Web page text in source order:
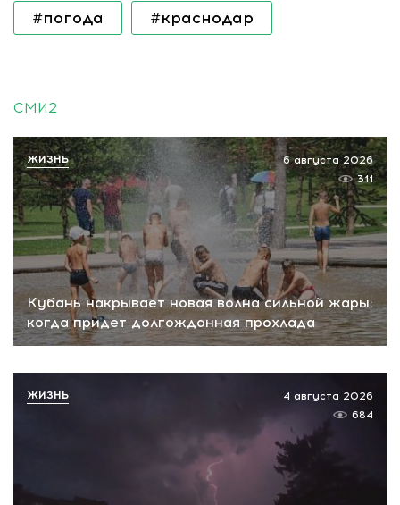
#погода #краснодар
СМИ2
Кубань накрывает новая волна сильной жары:
когда придет долгожданная прохлада
6 августа 2026
311
ЖИЗНЬ
4 августа 2026
684
ЖИЗНЬ